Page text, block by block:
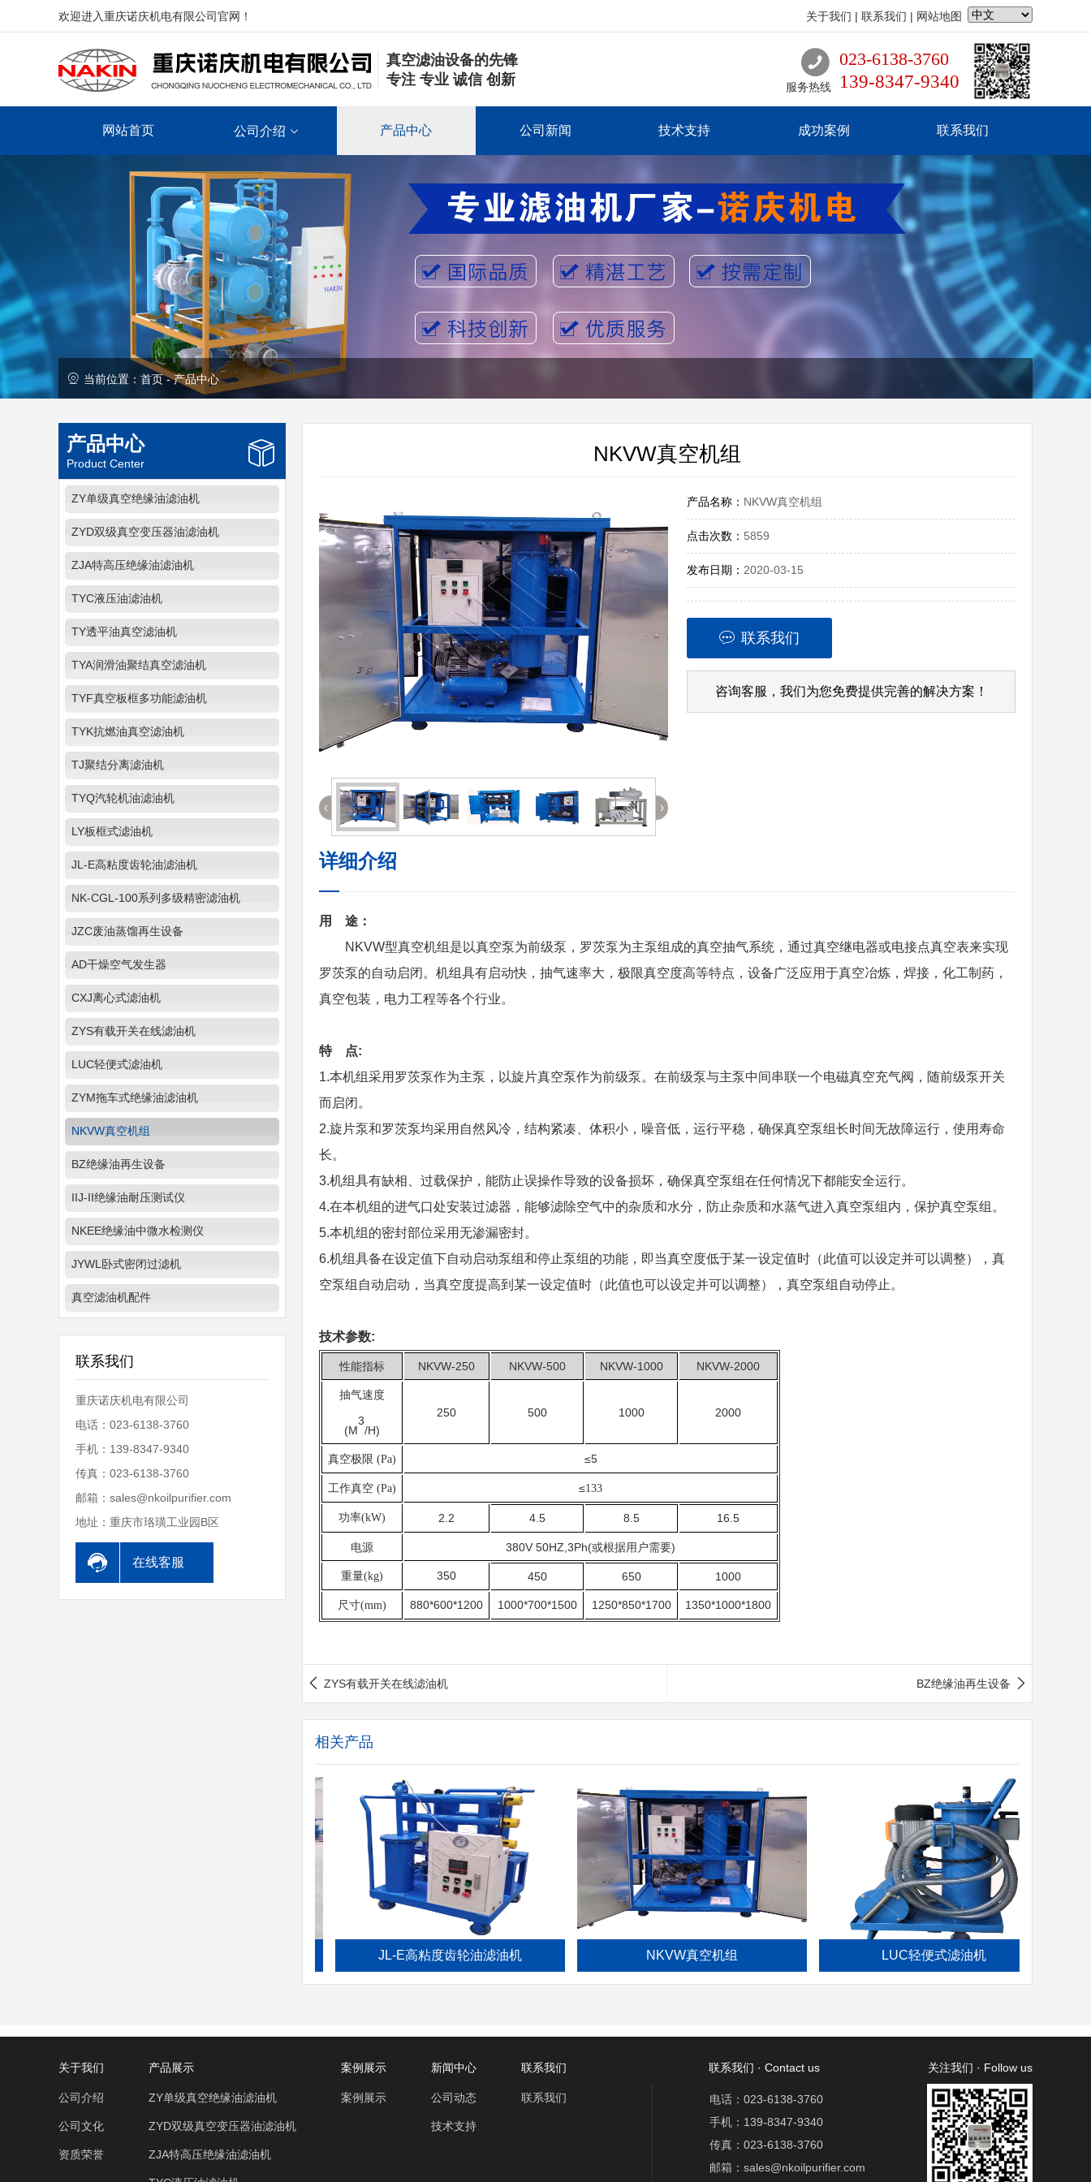
欢迎进入重庆诺庆机电有限公司官网！ 关于我们 | 联系我们 | 网站地图
真空滤油设备的先锋
专注 专业 诚信 创新
服务热线
023-6138-3760
139-8347-9340
网站首页 公司介绍 产品中心 公司新闻 技术支持 成功案例 联系我们
当前位置： 首页-产品中心
产品中心
Product Center
ZY单级真空绝缘油滤油机
ZYD双级真空变压器油滤油机
ZJA特高压绝缘油滤油机
TYC液压油滤油机
TY透平油真空滤油机
TYA润滑油聚结真空滤油机
TYF真空板框多功能滤油机
TYK抗燃油真空滤油机
TJ聚结分离滤油机
TYQ汽轮机油滤油机
LY板框式滤油机
JL-E高粘度齿轮油滤油机
NK-CGL-100系列多级精密滤油机
JZC废油蒸馏再生设备
AD干燥空气发生器
CXJ离心式滤油机
ZYS有载开关在线滤油机
LUC轻便式滤油机
ZYM拖车式绝缘油滤油机
NKVW真空机组
BZ绝缘油再生设备
IIJ-II绝缘油耐压测试仪
NKEE绝缘油中微水检测仪
JYWL卧式密闭过滤机
真空滤油机配件
联系我们
重庆诺庆机电有限公司
电话：023-6138-3760
手机：139-8347-9340
传真：023-6138-3760
邮箱：sales@nkoilpurifier.com
地址：重庆市珞璜工业园B区
在线客服
NKVW真空机组
‹ ›
产品名称： NKVW真空机组
点击次数： 5859
发布日期： 2020-03-15
联系我们
咨询客服，我们为您免费提供完善的解决方案！
详细介绍
用 途：
NKVW型真空机组是以真空泵为前级泵，罗茨泵为主泵组成的真空抽气系统，通过真空继电器或电接点真空表来实现
罗茨泵的自动启闭。机组具有启动快，抽气速率大，极限真空度高等特点，设备广泛应用于真空冶炼，焊接，化工制药，
真空包装，电力工程等各个行业。
特 点:
1.本机组采用罗茨泵作为主泵，以旋片真空泵作为前级泵。在前级泵与主泵中间串联一个电磁真空充气阀，随前级泵开关
而启闭。
2.旋片泵和罗茨泵均采用自然风冷，结构紧凑、体积小，噪音低，运行平稳，确保真空泵组长时间无故障运行，使用寿命
长。
3.机组具有缺相、过载保护，能防止误操作导致的设备损坏，确保真空泵组在任何情况下都能安全运行。
4.在本机组的进气口处安装过滤器，能够滤除空气中的杂质和水分，防止杂质和水蒸气进入真空泵组内，保护真空泵组。
5.本机组的密封部位采用无渗漏密封。
6.机组具备在设定值下自动启动泵组和停止泵组的功能，即当真空度低于某一设定值时（此值可以设定并可以调整），真
空泵组自动启动，当真空度提高到某一设定值时（此值也可以设定并可以调整），真空泵组自动停止。
技术参数:
性能指标 NKVW-250 NKVW-500 NKVW-1000 NKVW-2000
抽气速度
(M
3
/H)
250 500 1000 2000
真空极限 (Pa) ≤5
工作真空 (Pa) ≤133
功率(kW) 2.2 4.5 8.5 16.5
电源 380V 50HZ,3Ph(或根据用户需要)
重量(kg) 350 450 650 1000
尺寸(mm) 880*600*1200 1000*700*1500 1250*850*1700 1350*1000*1800
ZYS有载开关在线滤油机 BZ绝缘油再生设备
相关产品
JL-E高粘度齿轮油滤油机 NKVW真空机组 LUC轻便式滤油机
关于我们
公司介绍
公司文化
资质荣誉
产品展示
ZY单级真空绝缘油滤油机
ZYD双级真空变压器油滤油机
ZJA特高压绝缘油滤油机
案例展示
案例展示
新闻中心
公司动态
技术支持
联系我们
联系我们
联系我们 · Contact us
电话：023-6138-3760
手机：139-8347-9340
传真：023-6138-3760
邮箱：sales@nkoilpurifier.com
关注我们 · Follow us